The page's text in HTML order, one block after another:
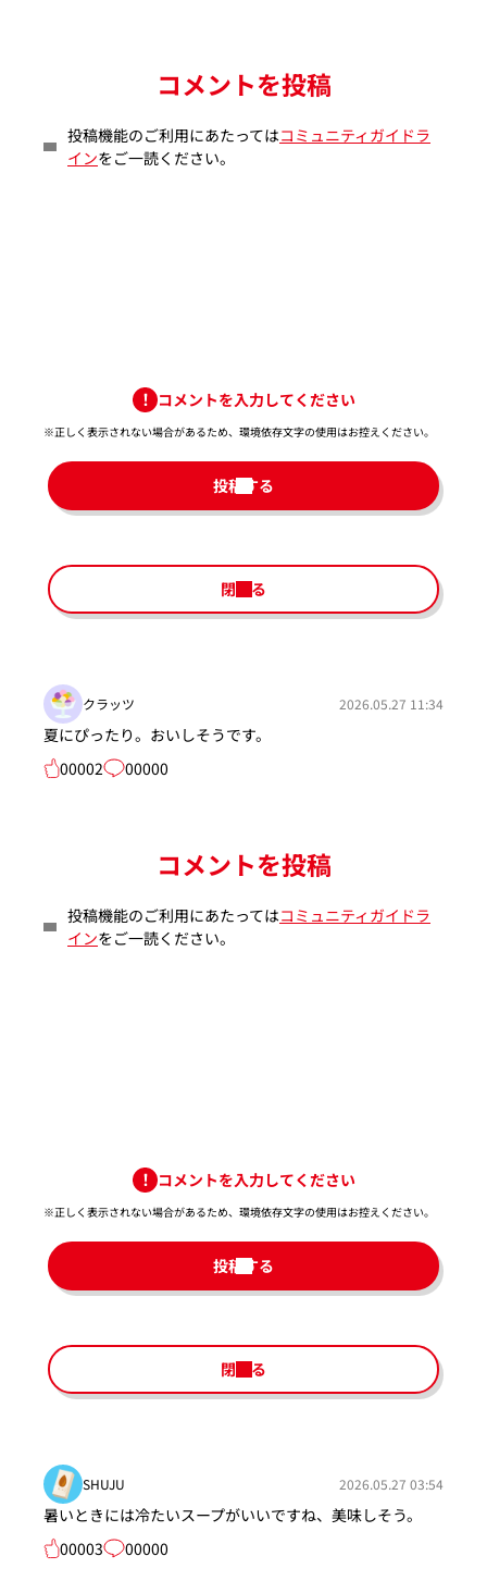
コメントを投稿
投稿機能のご利用にあたってはコミュニティガイドラ
インをご一読ください。
コメントを入力してください
※正しく表示されない場合があるため、環境依存文字の使用はお控えください。​
投稿する
閉じる
クラッツ 2026.05.27 11:34
夏にぴったり。おいしそうです。
00002
00000
コメントを投稿
投稿機能のご利用にあたってはコミュニティガイドラ
インをご一読ください。
コメントを入力してください
※正しく表示されない場合があるため、環境依存文字の使用はお控えください。​
投稿する
閉じる
SHUJU 2026.05.27 03:54
暑いときには冷たいスープがいいですね、美味しそう。
00003
00000